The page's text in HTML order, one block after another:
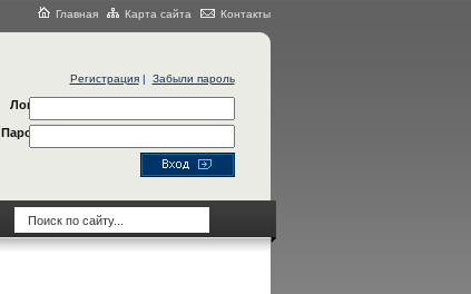
Главная Карта сайта Контакты
Регистрация| Забыли пароль
Логин
Пароль